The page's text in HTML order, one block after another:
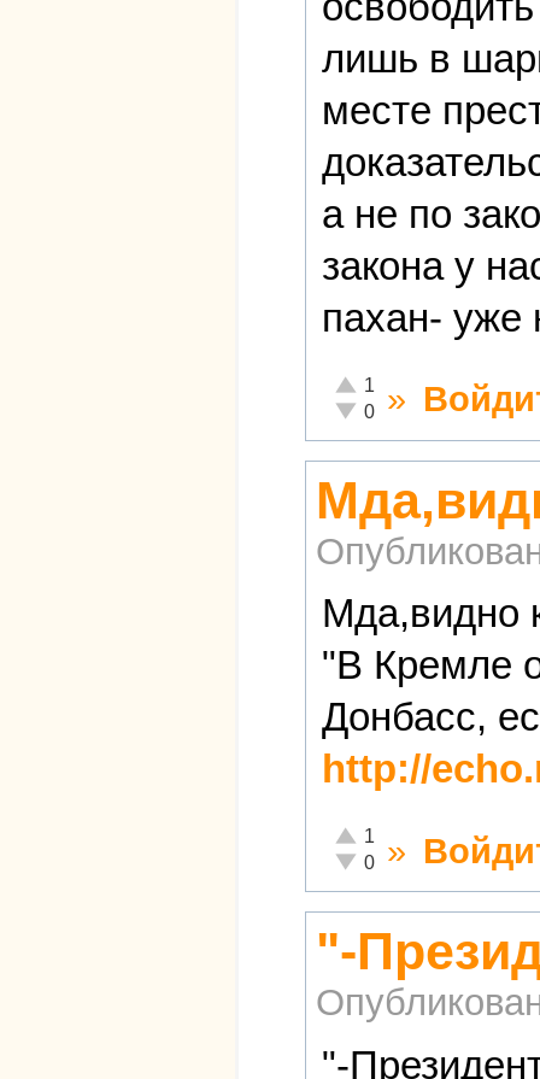
лишь в
месте
а не по
закона у
пахан- уже
Отлично!
1
Неадекватно!
0 »
Мда,видно
"В Кремле
Донбасс,
http://
Отлично!
1
Неадекватно!
0 »
"-
"-